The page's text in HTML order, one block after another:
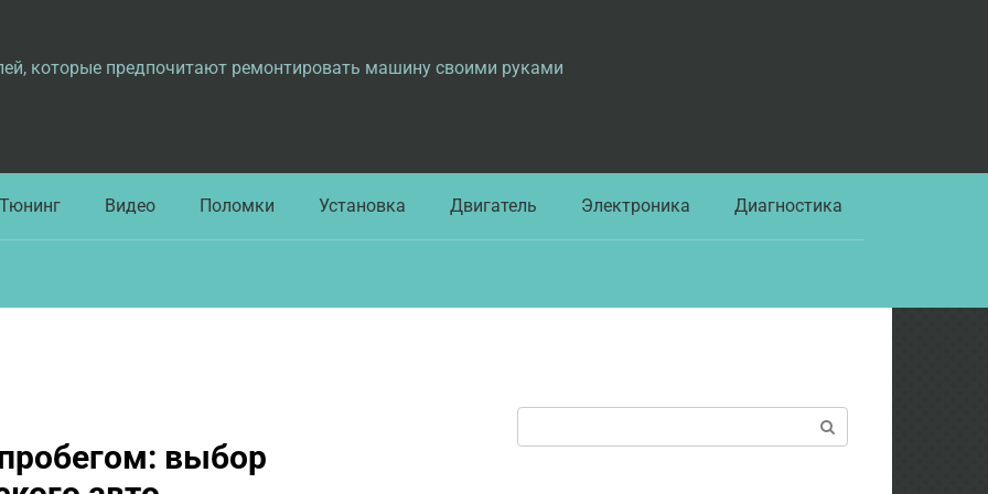
которые предпочитают ремонтировать машину своими руками
Тюнинг Видео Поломки Установка Двигатель Электроника Диагностика
выбор